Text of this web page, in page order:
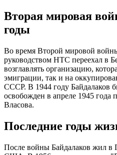
Вторая мировая
годы
Во время Второй мировой
руководством НТС переехал в
возглавлять организацию,
эмиграции, так и на
СССР. В 1944 году Байдалаков
освобожден в апреле 1945 года
Власова.
Последние годы
После войны Байдалаков жил в